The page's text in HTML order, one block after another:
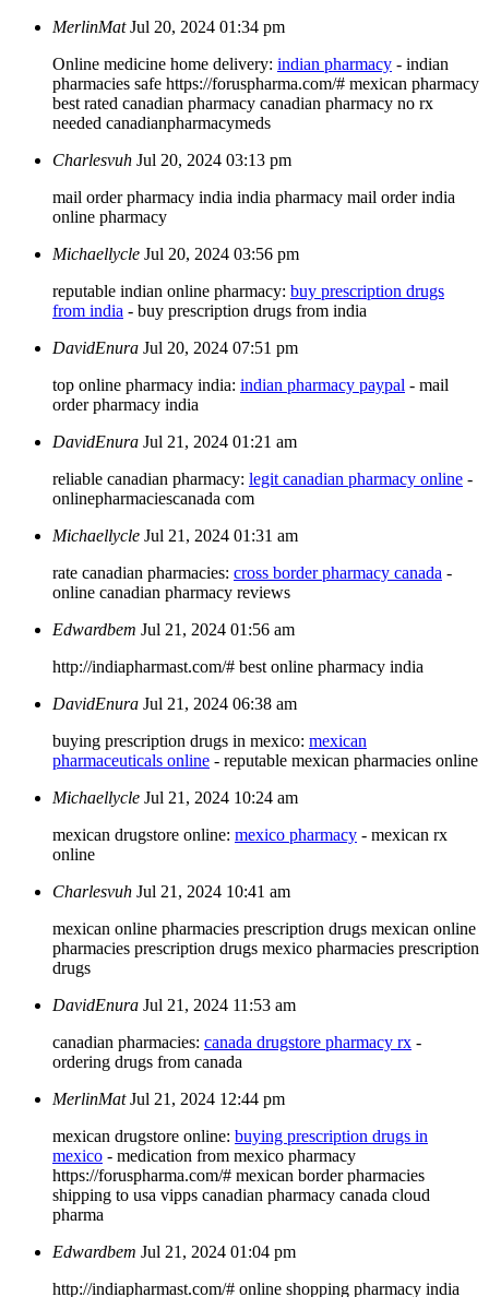
MerlinMat Jul 20, 2024 01:34 pm
Online medicine home delivery: indian pharmacy - indian
pharmacies safe https://foruspharma.com/# mexican pharmacy
best rated canadian pharmacy canadian pharmacy no rx
needed canadianpharmacymeds
Charlesvuh Jul 20, 2024 03:13 pm
mail order pharmacy india india pharmacy mail orderindia
online pharmacy
Michaellycle Jul 20, 2024 03:56 pm
reputable indian online pharmacy: buy prescription drugs
from india - buy prescription drugs from india
DavidEnura Jul 20, 2024 07:51 pm
top online pharmacy india: indian pharmacy paypal - mail
order pharmacy india
DavidEnura Jul 21, 2024 01:21 am
reliable canadian pharmacy: legit canadian pharmacy online -
onlinepharmaciescanada com
Michaellycle Jul 21, 2024 01:31 am
rate canadian pharmacies: cross border pharmacy canada -
online canadian pharmacy reviews
Edwardbem Jul 21, 2024 01:56 am
http://indiapharmast.com/# best online pharmacy india
DavidEnura Jul 21, 2024 06:38 am
buying prescription drugs in mexico: mexican
pharmaceuticals online - reputable mexican pharmacies online
Michaellycle Jul 21, 2024 10:24 am
mexican drugstore online: mexico pharmacy - mexican rx
online
Charlesvuh Jul 21, 2024 10:41 am
mexican online pharmacies prescription drugs mexican online
pharmacies prescription drugs mexico pharmacies prescription
drugs
DavidEnura Jul 21, 2024 11:53 am
canadian pharmacies: canada drugstore pharmacy rx -
ordering drugs from canada
MerlinMat Jul 21, 2024 12:44 pm
mexican drugstore online: buying prescription drugs in
mexico - medication from mexico pharmacy
https://foruspharma.com/# mexican border pharmacies
shipping to usa vipps canadian pharmacy canada cloud
pharma
Edwardbem Jul 21, 2024 01:04 pm
http://indiapharmast.com/# online shopping pharmacy india